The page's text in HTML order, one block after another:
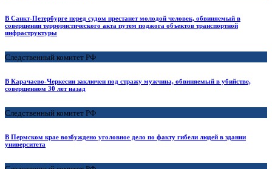
В Санкт-Петербурге перед судом престанет молодой человек, обвиняемый в
совершении террористического акта путем поджога объектов транспортной
инфраструктуры
Следственный комитет РФ
В Карачаево-Черкесии заключен под стражу мужчина, обвиняемый в убийстве,
совершенном 30 лет назад
Следственный комитет РФ
В Пермском крае возбуждено уголовное дело по факту гибели людей в здании
университета